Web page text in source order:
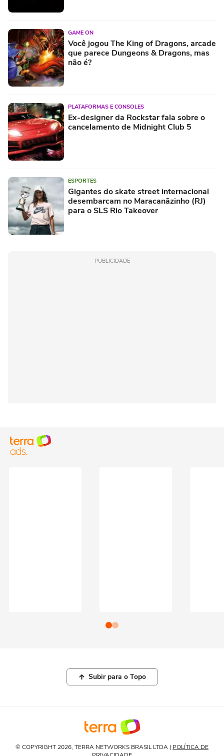
GAME ON
Você jogou The King of Dragons, arcade
que parece Dungeons & Dragons, mas
não é?
PLATAFORMAS E CONSOLES
Ex-designer da Rockstar fala sobre o
cancelamento de Midnight Club 5
ESPORTES
Gigantes do skate street internacional
desembarcam no Maracanãzinho (RJ)
para o SLS Rio Takeover
PUBLICIDADE
Subir para o Topo
© COPYRIGHT 2026, TERRA NETWORKS BRASIL LTDA | POLÍTICA DE